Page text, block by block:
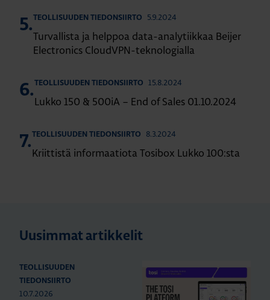
5.TEOLLISUUDEN TIEDONSIIRTO 5.9.2024
Turvallista ja helppoa data-analytiikkaa Beijer
Electronics CloudVPN-teknologialla
6.TEOLLISUUDEN TIEDONSIIRTO 15.8.2024
Lukko 150 & 500iA – End of Sales 01.10.2024
7.TEOLLISUUDEN TIEDONSIIRTO 8.3.2024
Kriittistä informaatiota Tosibox Lukko 100:sta
Uusimmat artikkelit
TEOLLISUUDEN
TIEDONSIIRTO
10.7.2026